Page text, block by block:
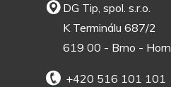
DG Tip, spol. s.r.o.
K Terminálu 687/2
619 00 - Brno -
+420 516 101 101